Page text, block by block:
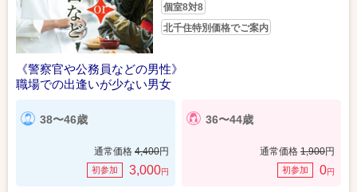
個室8対8
北千住特別価格でご案内
《警察官や公務員などの男性》
職場での出逢いが少ない男女
38〜46歳
通常価格 4,400円
初参加 3,000円
36〜44歳
通常価格 1,900円
初参加 0円